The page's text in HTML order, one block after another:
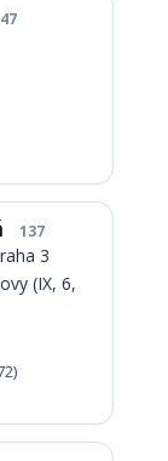
47
137
3
(IX, 6,